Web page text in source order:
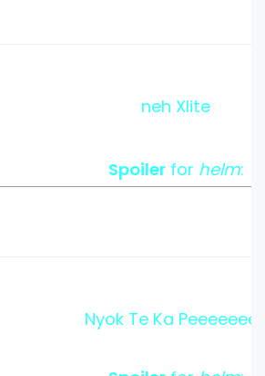
neh Xlite
Spoilerfor helm:
Nyok Te Ka